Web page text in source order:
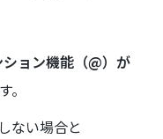
ョン機能（@）が
。
ない場合と